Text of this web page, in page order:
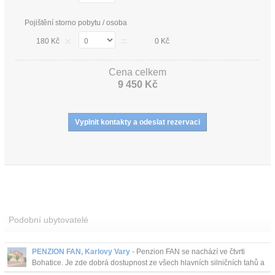
Pojištění storno pobytu / osoba
180 Kč 0 Kč
Cena celkem
9 450 Kč
Podobní ubytovatelé
PENZION FAN, Karlovy Vary - Penzion FAN se nachází ve čtvrti
Bohatice. Je zde dobrá dostupnost ze všech hlavních silničních tahů a